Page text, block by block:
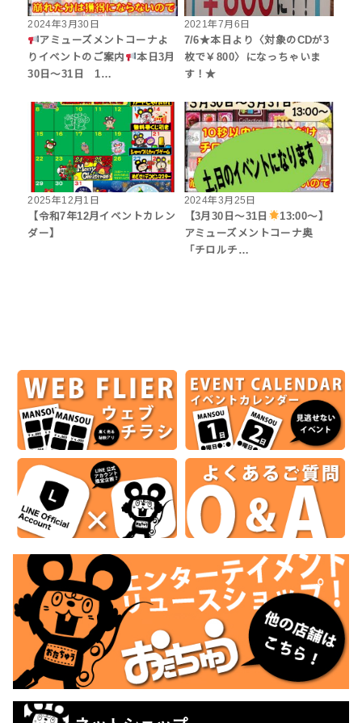
2024年3月30日
アミューズメントコーナよ
りイベントのご案内
本日3月
30日～31日 1…
2021年7月6日
7/6★本日より〈対象のCDが3
枚で￥800〉になっちゃいま
す！★
2025年12月1日
【令和7年12月イベントカレン
ダー】
2024年3月25日
【3月30日～31日
13:00～】
アミューズメントコーナ奥
「チロルチ…